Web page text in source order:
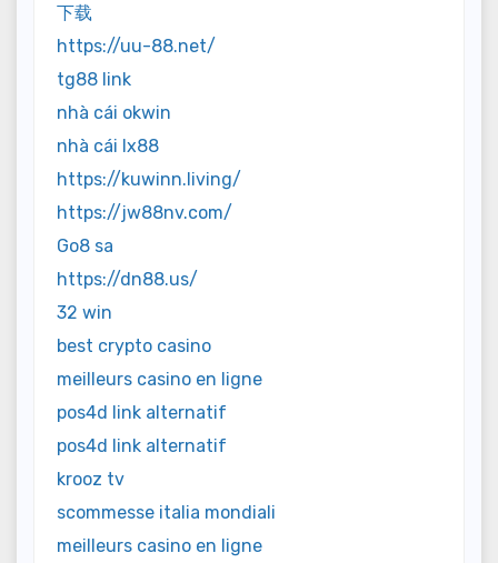
下载
https://uu-88.net/
tg88 link
nhà cái okwin
nhà cái lx88
https://kuwinn.living/
https://jw88nv.com/
Go8 sa
https://dn88.us/
32 win
best crypto casino
meilleurs casino en ligne
pos4d link alternatif
pos4d link alternatif
krooz tv
scommesse italia mondiali
meilleurs casino en ligne